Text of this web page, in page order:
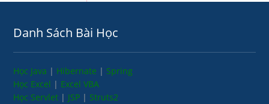
Danh Sách Bài Học
Học Java | Hibernate | Spring
Học Excel | Excel VBA
Học Servlet | JSP | Struts2